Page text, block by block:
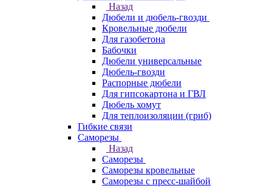
Назад
Дюбели и дюбель-гвозди
Кровельные дюбели
Для газобетона
Бабочки
Дюбели универсальные
Дюбель-гвозди
Распорные дюбели
Для гипсокартона и ГВЛ
Дюбель хомут
Для теплоизоляции (гриб)
Гибкие связи
Саморезы
Назад
Саморезы
Саморезы кровельные
Саморезы с пресс-шайбой